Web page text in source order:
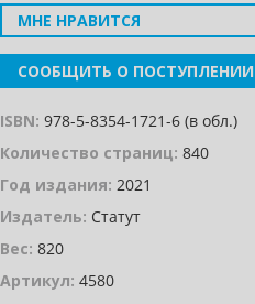
МНЕ НРАВИТСЯ
СООБЩИТЬ О ПОСТУПЛЕНИИ
ISBN: 978-5-8354-1721-6 (в обл.)
Количество страниц: 840
Год издания: 2021
Издатель: Статут
Вес: 820
Артикул: 4580